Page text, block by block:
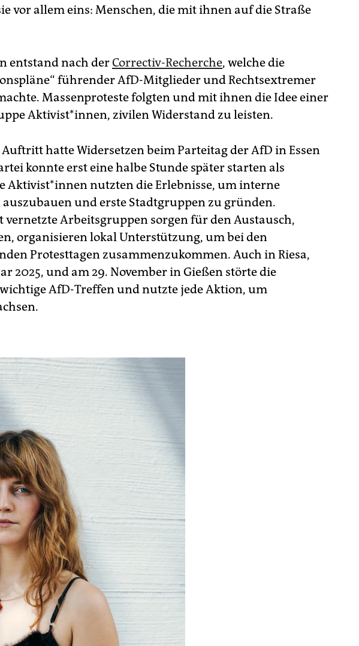
vor allem eins: Menschen, die mit ihnen auf die Straße
entstand nach derCorrectiv-Recherche, welche die
führender AfD-Mitglieder und Rechtsextremer
Massenproteste folgten und mit ihnen die Idee einer
Aktivist*innen, zivilen Widerstand zu leisten.
hatte Widersetzen beim Parteitag der AfD in Essen
konnte erst eine halbe Stunde später starten als
Ak­ti­vis­t*in­nen nutzten die Erlebnisse, um interne
und erste Stadtgruppen zu gründen.
vernetzte Arbeitsgruppen sorgen für den Austausch,
organisieren lokal Unterstützung, um bei den
Protesttagen zusammenzukommen. Auch in Riesa,
2025, und am 29. November in Gießen störte die
AfD-Treffen und nutzte jede Aktion, um